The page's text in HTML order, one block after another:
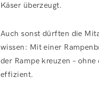
Käser überzeugt.
Auch sonst dürften die
wissen: Mit einer
der Rampe kreuzen –
effizient.